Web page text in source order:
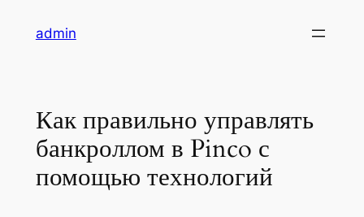
admin
Как правильно управлять
банкроллом в Pinco с
помощью технологий